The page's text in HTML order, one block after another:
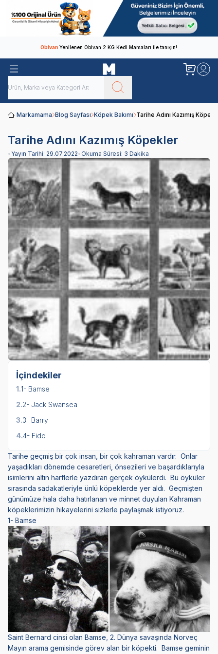
ObivanYenilenen Obivan 2 KG Kedi Mamaları ile tanışın!
Markamama Blog Sayfası Köpek Bakımı Tarihe Adını Kazımış
Tarihe Adını Kazımış Köpekler
• Yayın Tarihi: 29.07.2022•Okuma Süresi: 3 Dakika
İçindekiler
1.1- Bamse
2.2- Jack Swansea
3.3- Barry
4.4- Fido
Tarihe geçmiş bir çok insan, bir çok kahraman vardır. Onlar
yaşadıkları dönemde cesaretleri, önsezileri ve başardıklarıyla
isimlerini altın harflerle yazdıran gerçek öykülerdi. Bu öyküler
sırasında sadakatleriyle ünlü köpeklerde yer aldı. Geçmişten
günümüze hala daha hatırlanan ve minnet duyulan Kahraman
köpeklerimizin hikayelerini sizlerle paylaşmak istiyoruz.
1- Bamse
Saint Bernard cinsi olan Bamse, 2. Dünya savaşında Norveç
Mayın arama gemisinde görev alan bir köpekti. Bamse geminin